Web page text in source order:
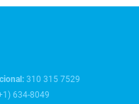
310 315 7529
634-8049